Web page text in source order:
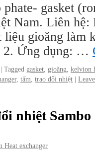
gasket
Nam. Liên hệ:
liệu gioăng làm
2. Ứng dụng: …
| Tagged gasket gioăng kelvion
, tấm trao đổi nhiệt |
nhiệt Sambo
Heat exchanger